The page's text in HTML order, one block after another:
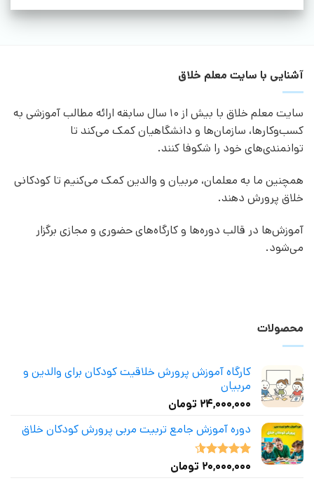
آشنایی با سایت معلم خلاق
سایت معلم خلاق با بیش از 10 سال سابقه ارائه مطالب آموزشی به
کسب‌وکارها، سازمان‌ها و دانشگاهیان کمک می‌کند تا
توانمندی‌های خود را شکوفا کنند.
همچنین ما به معلمان، مربیان و والدین کمک می‌کنیم تا کودکانی
خلاق پرورش دهند.
آموزش‌ها در قالب دوره‌ها و کارگاه‌های حضوری و مجازی برگزار
می‌شود.
محصولات
کارگاه آموزش پرورش خلاقیت کودکان برای والدین و
مربیان
۲۴,۰۰۰,۰۰۰ تومان
دوره آموزش جامع تربیت مربی پرورش کودکان خلاق
نمره4.50
۲۰,۰۰۰,۰۰۰ تومان